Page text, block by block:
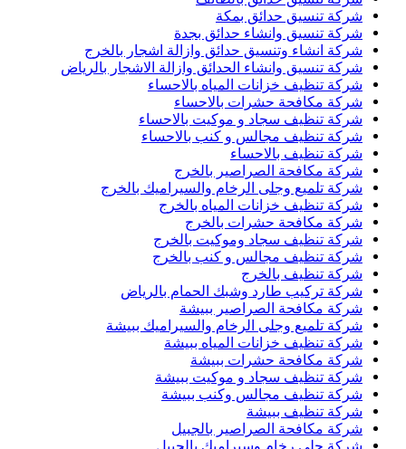
شركة تنسيق حدائق بمكة
شركة تنسيق وانشاء حدائق بجدة
شركة انشاء وتنسيق حدائق وازالة اشجار بالخرج
شركة تنسيق وانشاء الحدائق وازالة الاشجار بالرياض
شركة تنظيف خزانات المياه بالاحساء
شركة مكافحة حشرات بالاحساء
شركة تنظيف سجاد و موكيت بالاحساء
شركة تنظيف مجالس و كنب بالاحساء
شركة تنظيف بالاحساء
شركة مكافحة الصراصير بالخرج
شركة تلميع وجلى الرخام والسيراميك بالخرج
شركة تنظيف خزانات المياه بالخرج
شركة مكافحة حشرات بالخرج
شركة تنظيف سجاد وموكيت بالخرج
شركة تنظيف مجالس و كنب بالخرج
شركة تنظيف بالخرج
شركة تركيب طارد وشبك الحمام بالرياض
شركة مكافحة الصراصير ببيشة
شركة تلميع وجلى الرخام والسيراميك ببيشة
شركة تنظيف خزانات المياه ببيشة
شركة مكافحة حشرات ببيشة
شركة تنظيف سجاد و موكيت ببيشة
شركة تنظيف مجالس وكنب ببيشة
شركة تنظيف ببيشة
شركة مكافحة الصراصير بالجبيل